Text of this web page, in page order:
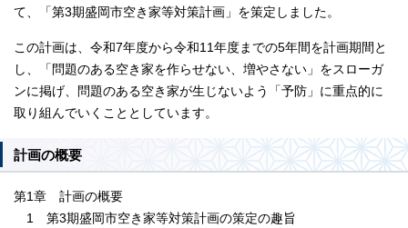
て、「第3期盛岡市空き家等対策計画」を策定しました。
この計画は、令和7年度から令和11年度までの5年間を計画期間と
し、「問題のある空き家を作らせない、増やさない」をスローガ
ンに掲げ、問題のある空き家が生じないよう「予防」に重点的に
取り組んでいくこととしています。
計画の概要
第1章 計画の概要
1 第3期盛岡市空き家等対策計画の策定の趣旨